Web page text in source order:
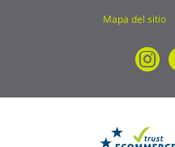
Mapa del sitio